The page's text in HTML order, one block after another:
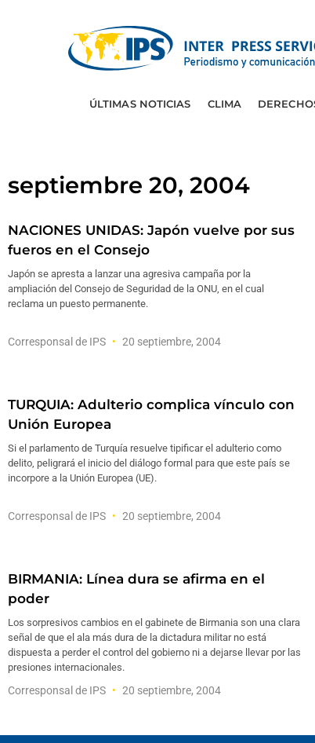
ÚLTIMAS NOTICIAS CLIMA
septiembre 20, 2004
NACIONES UNIDAS: Japón vuelve por sus
fueros en el Consejo
Japón se apresta a lanzar una agresiva campaña por la
ampliación del Consejo de Seguridad de la ONU, en el cual
reclama un puesto permanente.
Corresponsal de IPS 20 septiembre, 2004
TURQUIA: Adulterio complica vínculo con
Unión Europea
Si el parlamento de Turquía resuelve tipificar el adulterio como
delito, peligrará el inicio del diálogo formal para que este país se
incorpore a la Unión Europea (UE).
Corresponsal de IPS 20 septiembre, 2004
BIRMANIA: Línea dura se afirma en el
poder
Los sorpresivos cambios en el gabinete de Birmania son una clara
señal de que el ala más dura de la dictadura militar no está
dispuesta a perder el control del gobierno ni a dejarse llevar por las
presiones internacionales.
Corresponsal de IPS 20 septiembre, 2004